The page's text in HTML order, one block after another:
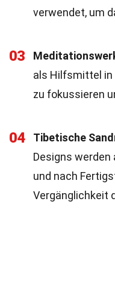
verwendet, um
03
als Hilfsmittel in
zu fokussieren
04 Tibetische
Designs
und nach
Vergänglichkeit